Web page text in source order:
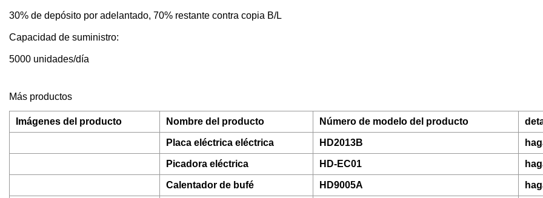
30% de depósito por adelantado, 70% restante contra copia B/L
Capacidad de suministro:
5000 unidades/día
Más productos
Imágenes del producto Nombre del producto Número de modelo del producto
Placa eléctrica eléctrica HD2013B
Picadora eléctrica HD-EC01
Calentador de bufé HD9005A